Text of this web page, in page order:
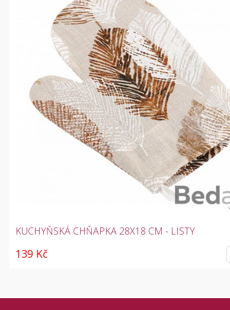
KUCHYŇSKÁ CHŇAPKA 28X18 CM - LISTY
139 Kč